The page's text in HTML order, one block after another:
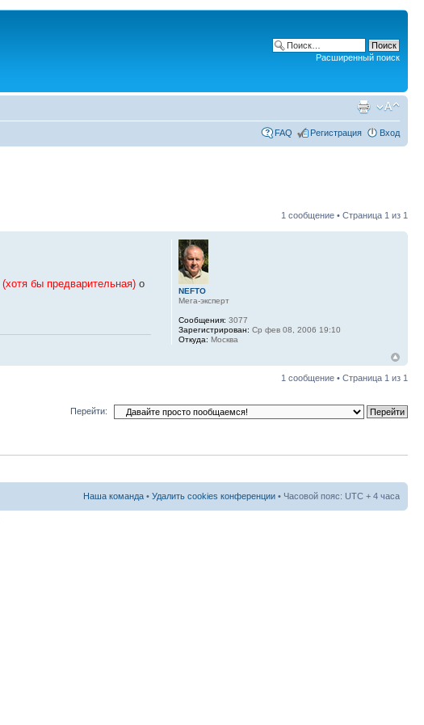
Расширенный поиск
FAQ Регистрация Вход
1 сообщение • Страница 1 из 1
(хотя бы предварительная) о
NEFTO
Мега-эксперт
Сообщения: 3077
Зарегистрирован: Ср фев 08, 2006 19:10
Откуда: Москва
1 сообщение • Страница 1 из 1
Перейти:
Наша команда • Удалить cookies конференции • Часовой пояс: UTC + 4 часа